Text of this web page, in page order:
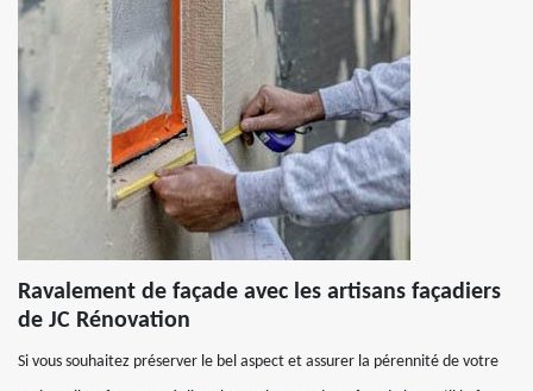
Ravalement de façade avec les artisans façadiers
de JC Rénovation
Si vous souhaitez préserver le bel aspect et assurer la pérennité de votre